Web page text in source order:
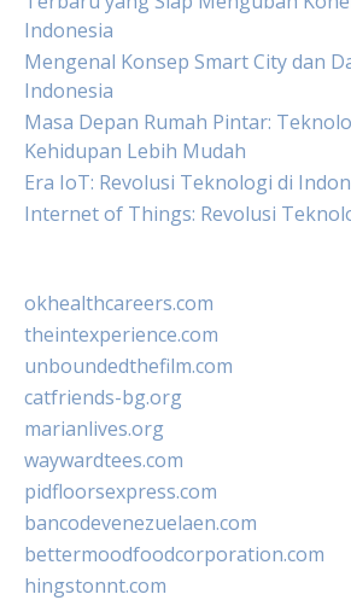
Indonesia
Mengenal Konsep Smart City dan
Indonesia
Masa Depan Rumah Pintar:
Kehidupan Lebih Mudah
Era IoT: Revolusi Teknologi di
Internet of Things: Revolusi
okhealthcareers.com
theintexperience.com
unboundedthefilm.com
catfriends-bg.org
marianlives.org
waywardtees.com
pidfloorsexpress.com
bancodevenezuelaen.com
bettermoodfoodcorporation.com
hingstonnt.com